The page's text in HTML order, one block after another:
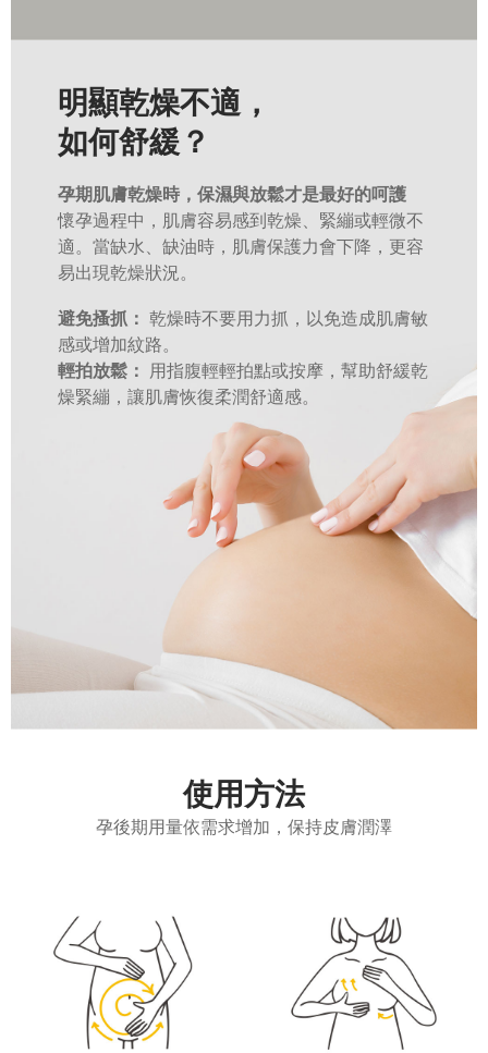
明顯乾燥不適，
如何舒緩？
孕期肌膚乾燥時，保濕與放鬆才是最好的呵護
懷孕過程中，肌膚容易感到乾燥、緊繃或輕微不
適。當缺水、缺油時，肌膚保護力會下降，更容
易出現乾燥狀況。
避免搔抓：
乾燥時不要用力抓，以免造成肌膚敏
感或增加紋路。
輕拍放鬆：
用指腹輕輕拍點或按摩，幫助舒緩乾
燥緊繃，讓肌膚恢復柔潤舒適感。
使用方法
孕後期用量依需求增加，保持皮膚潤澤